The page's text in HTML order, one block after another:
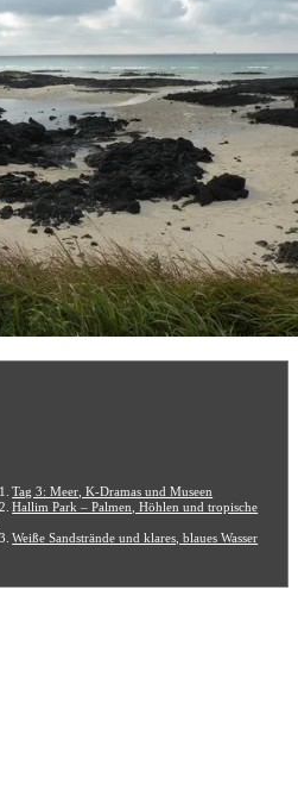
Tag 3: Meer, K-Dramas und Museen
Hallim Park – Palmen, Höhlen und tropische
Weiße Sandstrände und klares, blaues Wasser